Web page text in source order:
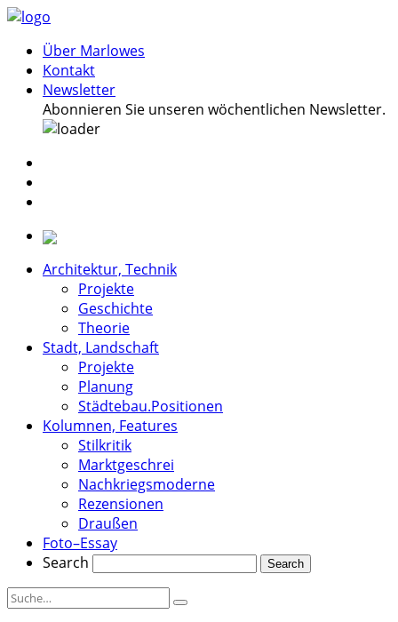
Über Marlowes
Kontakt
Newsletter
Abonnieren Sie unseren wöchentlichen Newsletter.
Architektur, Technik
Projekte
Geschichte
Theorie
Stadt, Landschaft
Projekte
Planung
Städtebau.Positionen
Kolumnen, Features
Stilkritik
Marktgeschrei
Nachkriegsmoderne
Rezensionen
Draußen
Foto–Essay
Search